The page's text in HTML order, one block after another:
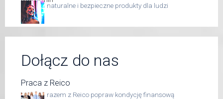
naturalne i bezpieczne produkty dla ludzi
Dołącz do nas
Praca z Reico
razem z Reico popraw kondycję finansową